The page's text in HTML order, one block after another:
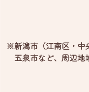
※新潟市（江南区・中
五泉市など、周辺地